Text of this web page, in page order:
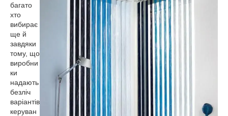
багато
хто
вибирає
ще й
завдяки
тому, що
виробни
ки
надають
безліч
варіантів
керуван